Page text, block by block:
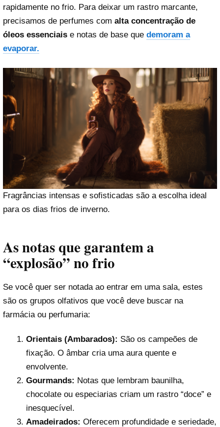
rapidamente no frio. Para deixar um rastro marcante,
precisamos de perfumes com alta concentração de
óleos essenciais e notas de base que demoram a
evaporar.
Fragrâncias intensas e sofisticadas são a escolha ideal
para os dias frios de inverno.
As notas que garantem a
“explosão” no frio
Se você quer ser notada ao entrar em uma sala, estes
são os grupos olfativos que você deve buscar na
farmácia ou perfumaria:
Orientais (Ambarados): São os campeões de
fixação. O âmbar cria uma aura quente e
envolvente.
Gourmands: Notas que lembram baunilha,
chocolate ou especiarias criam um rastro “doce” e
inesquecível.
Amadeirados: Oferecem profundidade e seriedade,